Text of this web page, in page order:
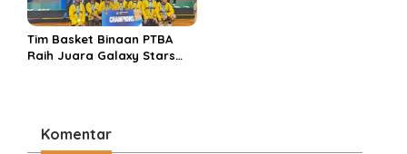
Tim Basket Binaan PTBA
Raih Juara Galaxy Stars
Komentar